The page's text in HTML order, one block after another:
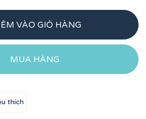
VÀO GIỎ HÀNG
MUA HÀNG
thích